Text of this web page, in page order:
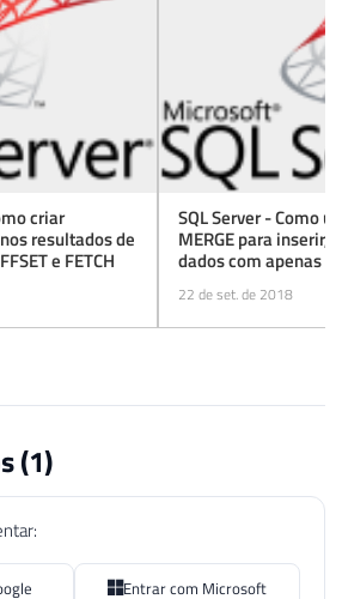
criar
resultados de
e FETCH
SQL Server - Como
MERGE para inserir,
dados com apenas 1
22 de set. de 2018
(1)
Entrar com Microsoft